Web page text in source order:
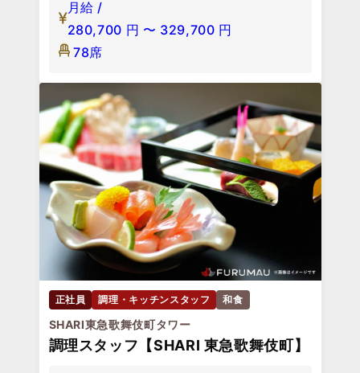
月給 /
280,700 円 〜 329,700 円
78席
正社員 調理・キッチンスタッフ 和食
SHARI東急歌舞伎町タワー
調理スタッフ【SHARI 東急歌舞伎町】